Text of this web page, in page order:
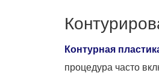
Контурная
процедура часто